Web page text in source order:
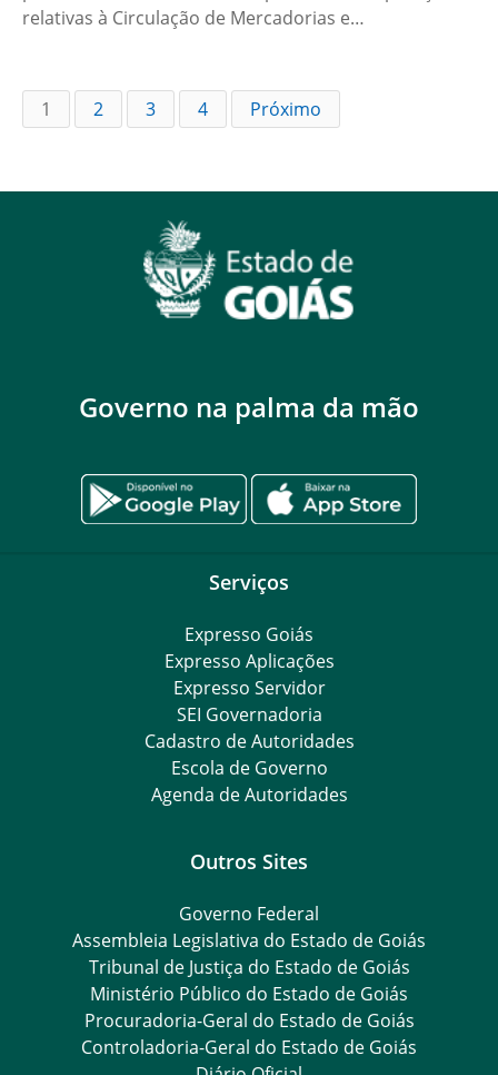
relativas à Circulação de Mercadorias e…
1 2 3 4 Próximo
Governo na palma da mão
Serviços
Expresso Goiás
Expresso Aplicações
Expresso Servidor
SEI Governadoria
Cadastro de Autoridades
Escola de Governo
Agenda de Autoridades
Outros Sites
Governo Federal
Assembleia Legislativa do Estado de Goiás
Tribunal de Justiça do Estado de Goiás
Ministério Público do Estado de Goiás
Procuradoria-Geral do Estado de Goiás
Controladoria-Geral do Estado de Goiás